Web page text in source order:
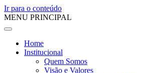
Ir para o conteúdo
MENU PRINCIPAL
Home
Institucional
Quem Somos
Visão e Valores